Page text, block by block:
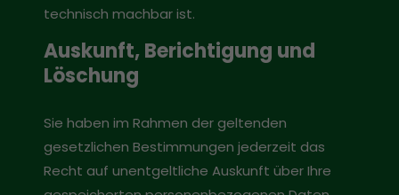
technisch machbar ist.
Auskunft, Berichtigung und
Löschung
Sie haben im Rahmen der geltenden
gesetzlichen Bestimmungen jederzeit das
Recht auf unentgeltliche Auskunft über Ihre